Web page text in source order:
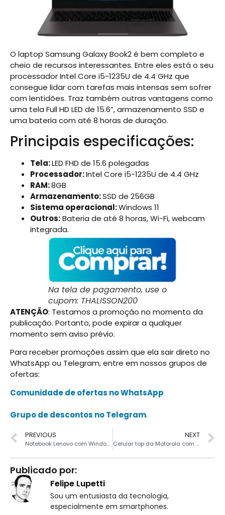
O laptop Samsung Galaxy Book2 é bem completo e
cheio de recursos interessantes. Entre eles está o seu
processador Intel Core i5-1235U de 4.4 GHz que
consegue lidar com tarefas mais intensas sem sofrer
com lentidões. Traz também outras vantagens como
uma tela Full HD LED de 15.6”, armazenamento SSD e
uma bateria com até 8 horas de duração.
Principais especificações:
Tela:LED FHD de 15.6 polegadas
Processador:Intel Core i5-1235U de 4.4 GHz
RAM:8GB
Armazenamento:SSD de 256GB
Sistema operacional:Windows 11
Outros:Bateria de até 8 horas, Wi-Fi, webcam
integrada.
Na tela de pagamento, use o
cupom: THALISSON200
ATENÇÃO: Testamos a promoção no momento da
publicação. Portanto, pode expirar a qualquer
momento sem aviso prévio.
Para receber promoções assim que ela sair direto no
WhatsApp ou Telegram, entre em nossos grupos de
ofertas:
Comunidade de ofertas no WhatsApp
Grupo de descontos no Telegram.
PREVIOUS
Notebook Lenovo com Windows 11 e SSD baratíssimo a R$ 1199
NEXT
Celular top da Motorola com 50% de desconto na Black Friday
Publicado por:
Felipe Lupetti
Sou um entusiasta da tecnologia,
especialmente em smartphones.